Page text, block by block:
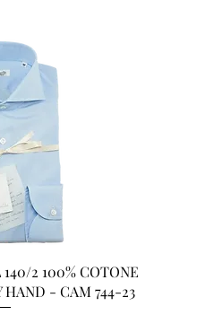
2 100% COTONE
HAND - CAM 744-23